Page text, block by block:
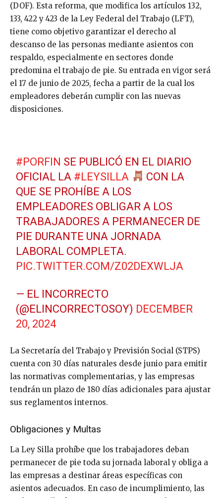
(DOF). Esta reforma, que modifica los artículos 132,
133, 422 y 423 de la Ley Federal del Trabajo (LFT),
tiene como objetivo garantizar el derecho al
descanso de las personas mediante asientos con
respaldo, especialmente en sectores donde
predomina el trabajo de pie. Su entrada en vigor será
el 17 de junio de 2025, fecha a partir de la cual los
empleadores deberán cumplir con las nuevas
disposiciones.
#PORFIN SE PUBLICÓ EN EL DIARIO
OFICIAL LA #LEYSILLA
CON LA
QUE SE PROHÍBE A LOS
EMPLEADORES OBLIGAR A LOS
TRABAJADORES A PERMANECER DE
PIE DURANTE UNA JORNADA
LABORAL COMPLETA.
PIC.TWITTER.COM/Z02DEXWLJA
— EL INCORRECTO
(@ELINCORRECTOSOY) DECEMBER
20, 2024
La Secretaría del Trabajo y Previsión Social (STPS)
cuenta con 30 días naturales desde junio para emitir
las normativas complementarias, y las empresas
tendrán un plazo de 180 días adicionales para ajustar
sus reglamentos internos.
Obligaciones y Multas
La Ley Silla prohíbe que los trabajadores deban
permanecer de pie toda su jornada laboral y obliga a
las empresas a destinar áreas específicas con
asientos adecuados. En caso de incumplimiento, las